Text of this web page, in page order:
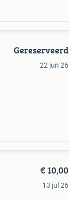
Gereserveerd
22 jun 26
€ 10,00
13 jul 26